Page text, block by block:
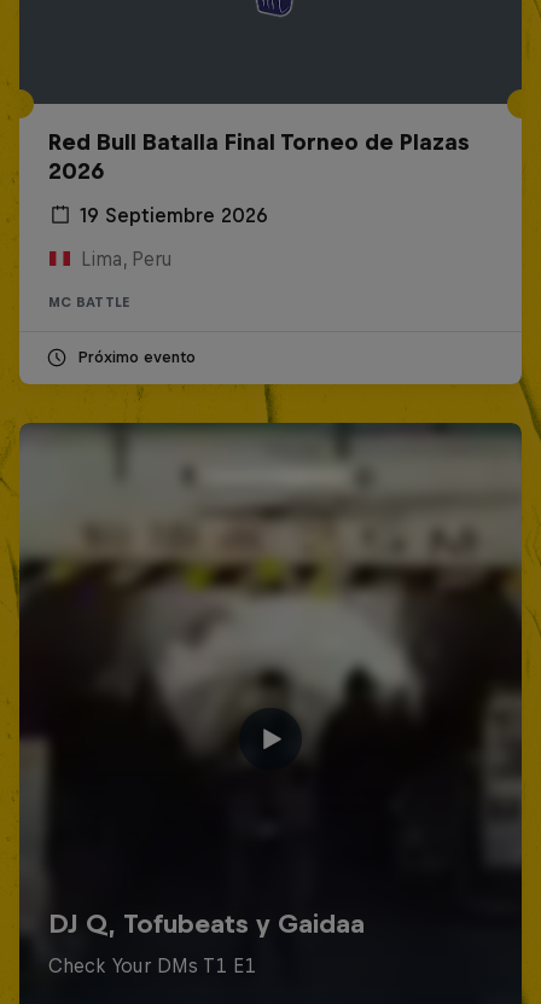
Red Bull Batalla Final Torneo de Plazas
2026
19 Septiembre 2026
Lima, Peru
MC BATTLE
Próximo evento